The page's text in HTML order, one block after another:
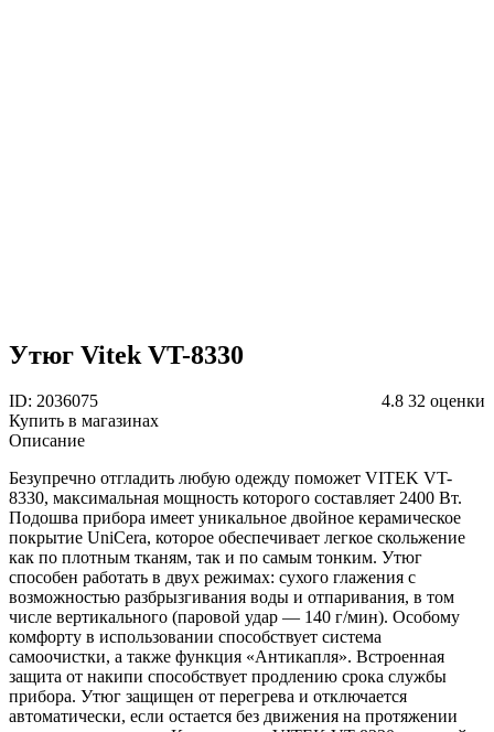
Утюг Vitek VT-8330
ID: 2036075 4.8 32 оценки
Купить в магазинах
Описание
Безупречно отгладить любую одежду поможет VITEK VT-
8330, максимальная мощность которого составляет 2400 Вт.
Подошва прибора имеет уникальное двойное керамическое
покрытие UniCera, которое обеспечивает легкое скольжение
как по плотным тканям, так и по самым тонким. Утюг
способен работать в двух режимах: сухого глажения с
возможностью разбрызгивания воды и отпаривания, в том
числе вертикального (паровой удар — 140 г/мин). Особому
комфорту в использовании способствует система
самоочистки, а также функция «Антикапля». Встроенная
защита от накипи способствует продлению срока службы
прибора. Утюг защищен от перегрева и отключается
автоматически, если остается без движения на протяжении